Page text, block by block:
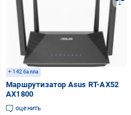
+ 142 балла
Маршрутизатор Asus RT-AX52
AX1800
оценить